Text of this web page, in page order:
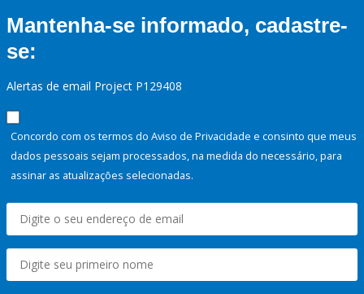
Mantenha-se informado, cadastre-
se:
Alertas de email Project P129408
Concordo com os termos do Aviso de Privacidade e consinto que meus
dados pessoais sejam processados, na medida do necessário, para
assinar as atualizações selecionadas.